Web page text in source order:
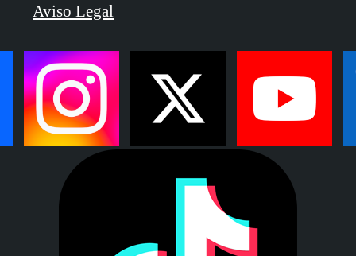
Aviso Legal